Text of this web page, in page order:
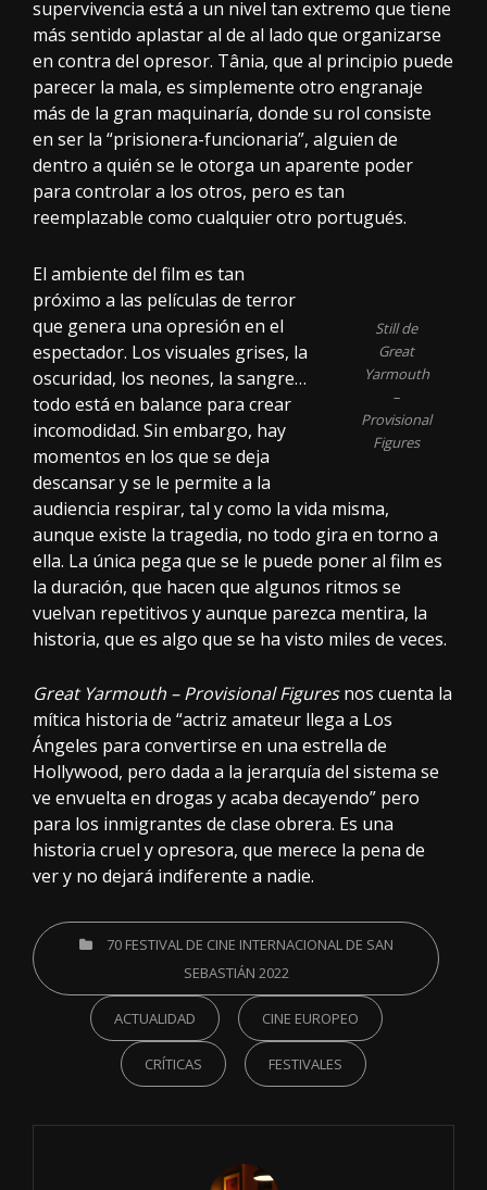
supervivencia está a un nivel tan extremo que tiene
más sentido aplastar al de al lado que organizarse
en contra del opresor. Tânia, que al principio puede
parecer la mala, es simplemente otro engranaje
más de la gran maquinaría, donde su rol consiste
en ser la “prisionera-funcionaria”, alguien de
dentro a quién se le otorga un aparente poder
para controlar a los otros, pero es tan
reemplazable como cualquier otro portugués.
Still de
Great
Yarmouth
–
Provisional
Figures
El ambiente del film es tan
próximo a las películas de terror
que genera una opresión en el
espectador. Los visuales grises, la
oscuridad, los neones, la sangre…
todo está en balance para crear
incomodidad. Sin embargo, hay
momentos en los que se deja
descansar y se le permite a la
audiencia respirar, tal y como la vida misma,
aunque existe la tragedia, no todo gira en torno a
ella. La única pega que se le puede poner al film es
la duración, que hacen que algunos ritmos se
vuelvan repetitivos y aunque parezca mentira, la
historia, que es algo que se ha visto miles de veces.
Great Yarmouth – Provisional Figuresnos cuenta la
mítica historia de “actriz amateur llega a Los
Ángeles para convertirse en una estrella de
Hollywood, pero dada a la jerarquía del sistema se
ve envuelta en drogas y acaba decayendo” pero
para los inmigrantes de clase obrera. Es una
historia cruel y opresora, que merece la pena de
ver y no dejará indiferente a nadie.
CATEGORIES70 FESTIVAL DE CINE INTERNACIONAL DE SAN
SEBASTIÁN 2022
ACTUALIDAD CINE EUROPEO
CRÍTICAS FESTIVALES